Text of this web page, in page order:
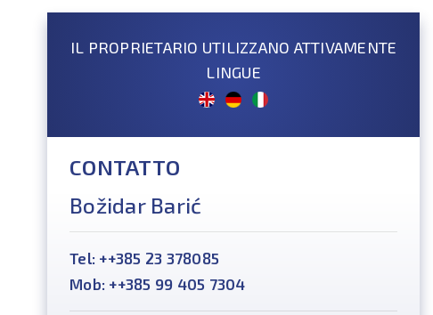
IL PROPRIETARIO UTILIZZANO ATTIVAMENTE
LINGUE
CONTATTO
Božidar Barić
Tel: ++385 23 378085
Mob: ++385 99 405 7304